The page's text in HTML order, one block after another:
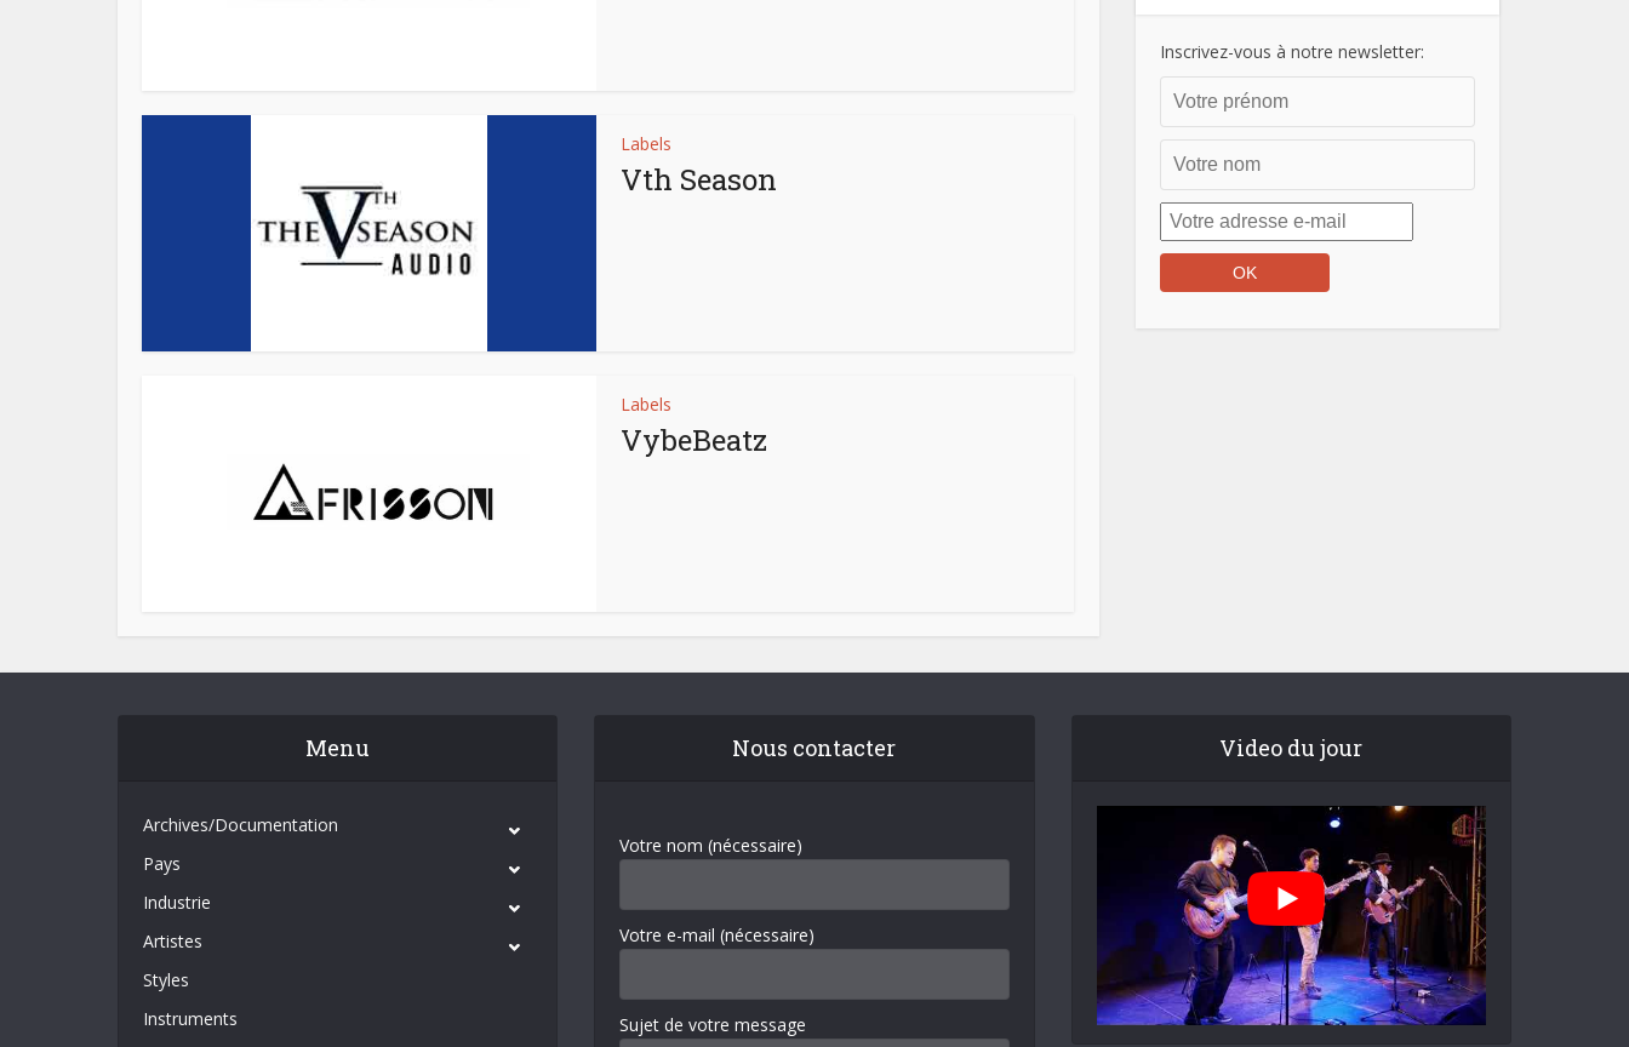
Labels
Vth Season
Labels
VybeBeatz
Inscrivez-vous à notre newsletter:
Menu
Archives/Documentation
Pays
Industrie
Artistes
Styles
Instruments
Nous contacter
Votre nom (nécessaire)
Votre e-mail (nécessaire)
Sujet de votre message
Video du jour